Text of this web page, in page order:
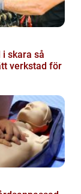
så
verkstad för